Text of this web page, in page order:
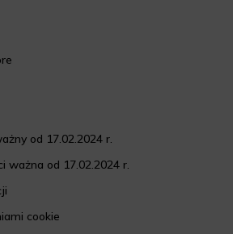
od 17.02.2024 r.
ważna od 17.02.2024 r.
cookie